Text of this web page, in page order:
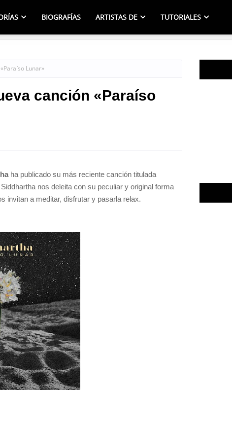
BIOGRAFÍAS ARTISTAS DE TUTORIALES
Lunar»
canción «Paraíso
ha publicado su más reciente canción titulada
nos deleita con su peculiar y original forma
invitan a meditar, disfrutar y pasarla relax.